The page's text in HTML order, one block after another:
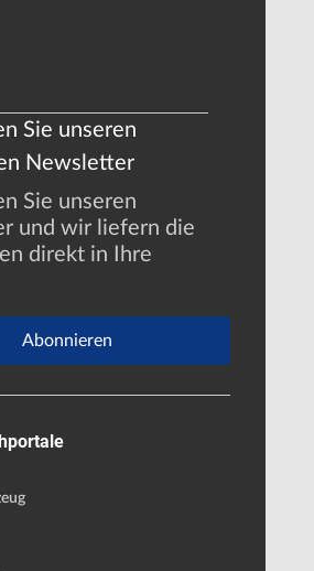
Sie unseren
Newsletter
Sie unseren
und wir liefern die
direkt in Ihre
Abonnieren